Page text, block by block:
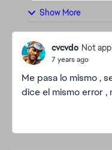
Show More
cvcvdo Not
7 years ago
Me pasa lo mismo ,
dice el mismo error ,